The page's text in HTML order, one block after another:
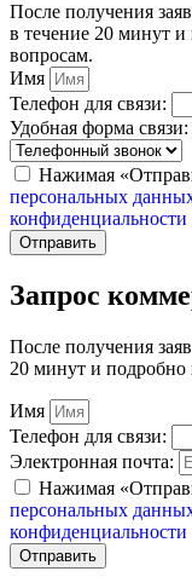
После получения
в течение 20 минут и
вопросам.
Имя
Телефон для связи:
Удобная форма связи:
Нажимая
персональных
конфиденциальности
Отправить
Запрос
После получения
20 минут и подробно
Имя
Телефон для связи:
Электронная почта:
Нажимая
персональных
конфиденциальности
Отправить